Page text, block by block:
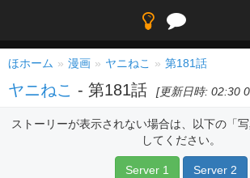
ほホーム 漫画 ヤニねこ 第181話
ヤニねこ - 第181話 [更新日時: 02:30
ストーリーが表示されない場合は、以下の「
してください。
Server 1 Server 2